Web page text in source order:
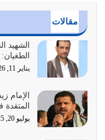
الدين الذي شرعه الله
واجتهاداتنا لأننا
يوليو 24, 2026
أمة عاجزة عن
يوليو 23, 2026
مقالات
الشهيد
يناير 11, 2026
الإمام
يوليو 20, 2025